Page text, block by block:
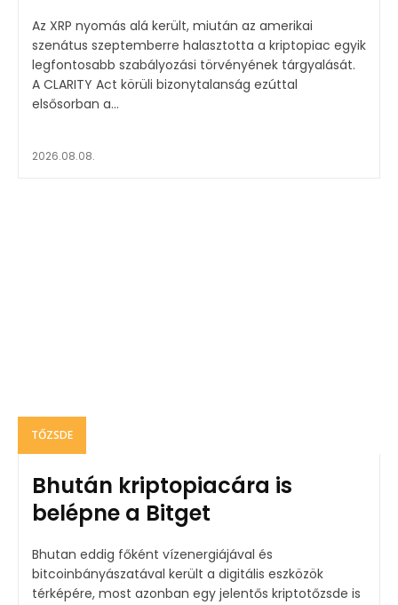
Az XRP nyomás alá került, miután az amerikai
szenátus szeptemberre halasztotta a kriptopiac egyik
legfontosabb szabályozási törvényének tárgyalását.
A CLARITY Act körüli bizonytalanság ezúttal
elsősorban a...
2026.08.08.
TŐZSDE
Bhután kriptopiacára is
belépne a Bitget
Bhutan eddig főként vízenergiájával és
bitcoinbányászatával került a digitális eszközök
térképére, most azonban egy jelentős kriptotőzsde is